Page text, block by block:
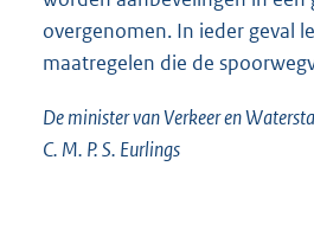
overgenomen. In ieder geval
maatregelen die de
De minister van Verkeer en
C. M. P. S. Eurlings